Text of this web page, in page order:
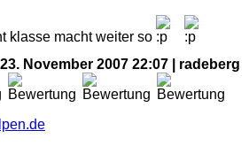
klasse macht weiter so
November 2007 22:07 | radeberg